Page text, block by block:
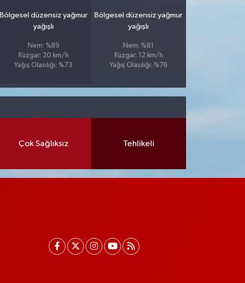
Bölgesel düzensiz yağmur
yağışlı
Nem: %89
Rüzgar: 20 km/h
Yağış Olasılığı: %73
Bölgesel düzensiz yağmur
yağışlı
Nem: %81
Rüzgar: 12 km/h
Yağış Olasılığı: %76
Çok Sağlıksız Tehlikeli